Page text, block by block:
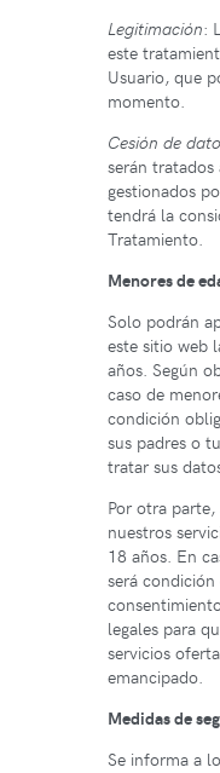
Legitimación:
este
Usuario, que
momento.
Cesión de
serán tratados
gestionados
tendrá la
Tratamiento.
Menores de
Solo podrán
este sitio web
años. Según
caso de
condición
sus padres o
tratar sus
Por otra
nuestros
18 años. En
será
legales para
servicios
emancipado.
Medidas de
Se informa a